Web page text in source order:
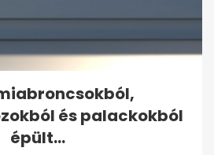
és palackokból
épült...